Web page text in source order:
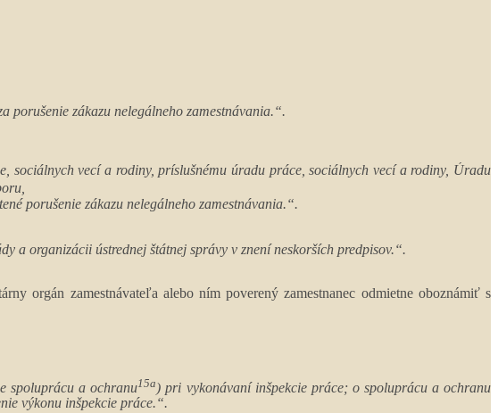
porušenie zákazu nelegálneho zamestnávania.“.
sociálnych vecí a rodiny, príslušnému úradu práce, sociálnych vecí a rodiny, Úradu
porušenie zákazu nelegálneho zamestnávania.“.
a organizácii ústrednej štátnej správy v znení neskorších predpisov.“.
orgán zamestnávateľa alebo ním poverený zamestnanec odmietne oboznámiť s
spoluprácu a ochranu15a) pri vykonávaní inšpekcie práce; o spoluprácu a ochranu
výkonu inšpekcie práce.“.